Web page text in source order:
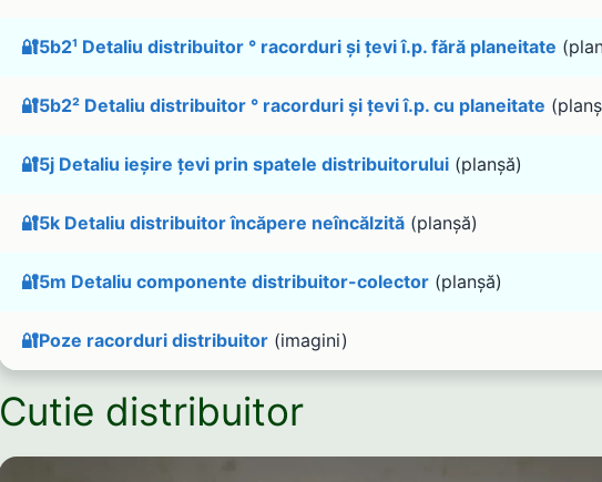
🔐5b2¹ Detaliu distribuitor ° racorduri și țevi î.p. fără planeitate
🔐5b2² Detaliu distribuitor ° racorduri și țevi î.p. cu planeitate
🔐5j Detaliu ieșire țevi prin spatele distribuitorului (planșă)
🔐5k Detaliu distribuitor încăpere neîncălzită (planșă)
🔐5m Detaliu componente distribuitor-colector (planșă)
🔐Poze racorduri distribuitor (imagini)
Cutie distribuitor